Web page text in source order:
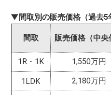
▼間取別の販売価格（過去5
間取 販売価格（中央
1R・1K
1,550万円
1LDK 2,180万円